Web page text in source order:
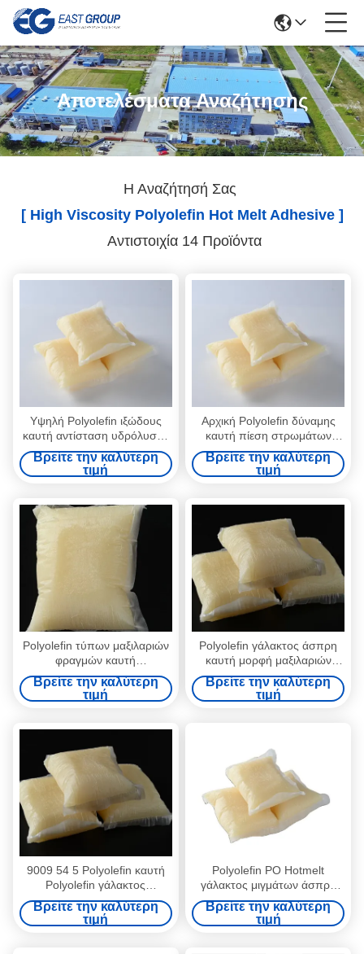
Αποτελέσματα Αναζήτησης
Η Αναζήτησή Σας
[ High Viscosity Polyolefin Hot Melt Adhesive ]
Αντιστοιχία 14 Προϊόντα
Υψηλή Polyolefin ιξώδους
καυτή αντίσταση υδρόλυσης
λειωμένων μετάλλων
συγκολλητική μετά από το
σύνθετο
Βρείτε την καλύτερη
τιμή
Αρχική Polyolefin δύναμης
καυτή πίεση στρωμάτων
λειωμένων μετάλλων
συγκολλητική - ευαίσθητη
κόλλα
Βρείτε την καλύτερη
τιμή
Polyolefin τύπων μαξιλαριών
φραγμών καυτή
συγκολλητική cas9009-54-5
Polyolefin λειωμένων
μετάλλων κόλλα
Βρείτε την καλύτερη
τιμή
Polyolefin γάλακτος άσπρη
καυτή μορφή μαξιλαριών
φραγμών λειωμένων
μετάλλων συγκολλητική CAS
Νο 9009-54-5
Βρείτε την καλύτερη
τιμή
9009 54 5 Polyolefin καυτή
Polyolefin γάλακτος
λειωμένων μετάλλων
συγκολλητική άσπρη κόλλα
Βρείτε την καλύτερη
τιμή
Polyolefin PO Hotmelt
γάλακτος μιγμάτων άσπρο
καυτό λειωμένο μέταλλο για
τον καναπέ στρωμάτων
Βρείτε την καλύτερη
τιμή